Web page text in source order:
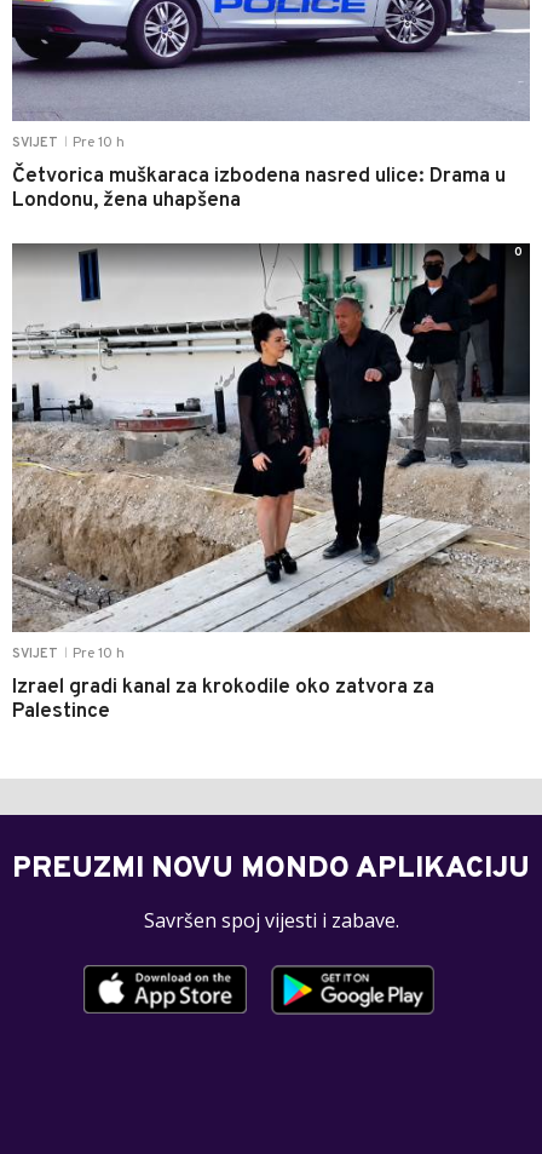
SVIJET Pre 10 h
Četvorica muškaraca izbodena nasred ulice: Drama u
Londonu, žena uhapšena
SVIJET Pre 10 h
Izrael gradi kanal za krokodile oko zatvora za
Palestince
0
PREUZMI NOVU MONDO APLIKACIJU
Savršen spoj vijesti i zabave.